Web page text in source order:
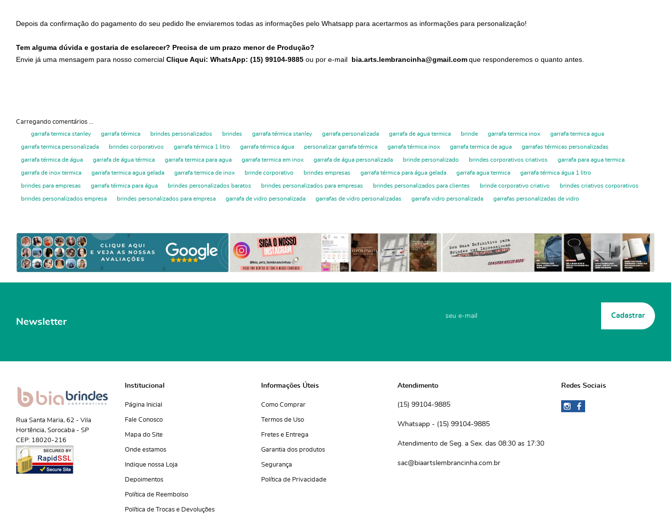
Depois da confirmação do pagamento do seu pedido lhe enviaremos todas as informações pelo Whatsapp para acertarmos as informações para personalização!
Tem alguma dúvida e gostaria de esclarecer? Precisa de um prazo menor de Produção?
Envie já uma mensagem para nosso comercial Clique Aqui: WhatsApp: (15) 99104-9885 ou por e-mail bia.arts.lembrancinha@gmail.comque responderemos o quanto antes.
Carregando comentários ...
garrafa termica stanley garrafa térmica brindes personalizados brindes garrafa térmica stanley garrafa personalizada garrafa de agua termica brinde garrafa termica inox garrafa termica agua
garrafa termica personalizada brindes corporativos garrafa térmica 1 litro garrafa térmica água personalizar garrafa térmica garrafa térmica inox garrafa termica de agua garrafas térmicas personalizadas
garrafa térmica de água garrafa de água térmica garrafa termica para agua garrafa termica em inox garrafa de água personalizada brinde personalizado brindes corporativos criativos garrafa para agua termica
garrafa de inox termica garrafa termica agua gelada garrafa termica de inox brinde corporativo brindes empresas garrafa térmica para água gelada garrafa agua termica garrafa térmica água 1 litro
brindes para empresas garrafa térmica para água brindes personalizados baratos brindes personalizados para empresas brindes personalizados para clientes brinde corporativo criativo brindes criativos corporativos
brindes personalizados empresa brindes personalizados para empresa garrafa de vidro personalizada garrafas de vidro personalizadas garrafa vidro personalizada garrafas personalizadas de vidro
Newsletter
Cadastrar
Rua Santa Maria, 62 - Vila
Hortência, Sorocaba - SP
CEP: 18020-216
Institucional
Página Inicial
Fale Conosco
Mapa do Site
Onde estamos
Indique nossa Loja
Depoimentos
Política de Reembolso
Política de Trocas e Devoluções
Informações Úteis
Como Comprar
Termos de Uso
Fretes e Entrega
Garantia dos produtos
Segurança
Política de Privacidade
Atendimento
(15) 99104-9885
(15) 99104-9885
Atendimento de Seg. a Sex. das 08:30 as 17:30
sac@biaartslembrancinha.com.br
Redes Sociais